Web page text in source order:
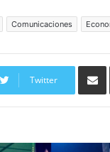
Comunicaciones
Twitter